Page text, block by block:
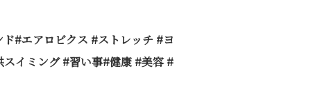
#エアロビクス #ストレッチ #ヨ
イミング #習い事#健康 #美容 #